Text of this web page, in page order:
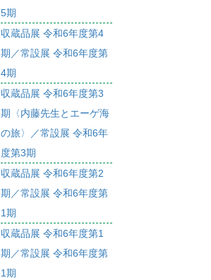
5期
収蔵品展 令和6年度第4
期／常設展 令和6年度第
4期
収蔵品展 令和6年度第3
期〈内藤先生とエーゲ海
の旅〉／常設展 令和6年
度第3期
収蔵品展 令和6年度第2
期／常設展 令和6年度第
1期
収蔵品展 令和6年度第1
期／常設展 令和6年度第
1期